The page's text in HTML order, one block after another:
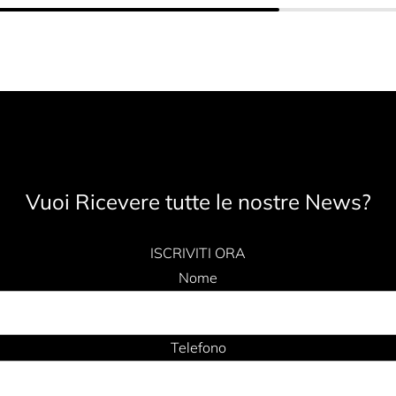
Vuoi Ricevere tutte le nostre News?
ISCRIVITI ORA
Nome
Telefono